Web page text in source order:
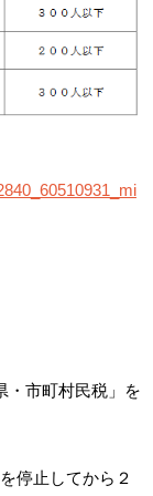
・市町村民税」を
停止してから２